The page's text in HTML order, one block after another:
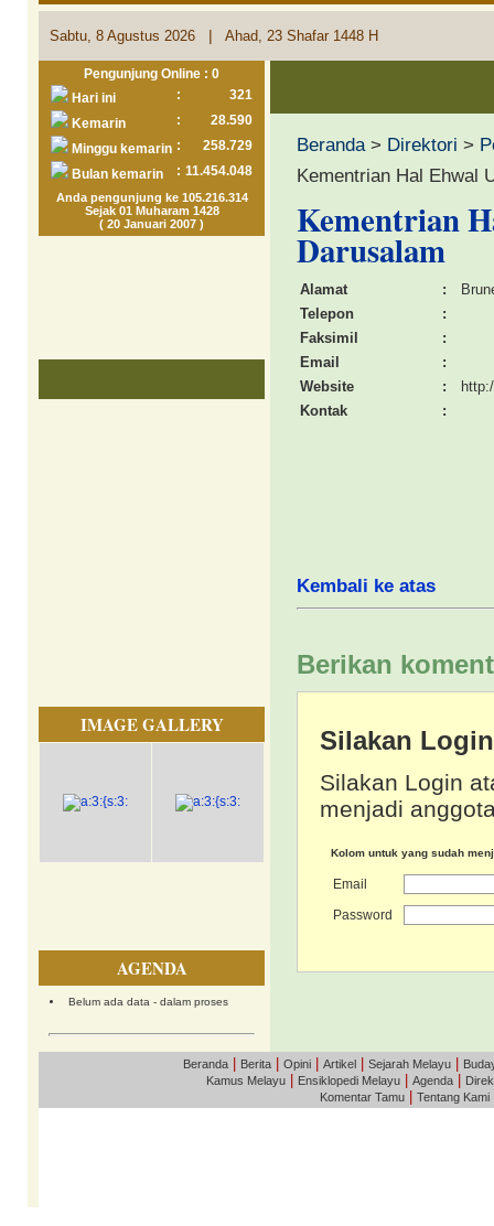
Sabtu, 8 Agustus 2026 | Ahad, 23 Shafar 1448 H
Pengunjung Online : 0
Hari ini
:
321
Kemarin
:
28.590
Minggu kemarin :
258.729
Bulan kemarin
: 11.454.048
Anda pengunjung ke 105.216.314
Sejak 01 Muharam 1428
( 20 Januari 2007 )
IMAGE GALLERY
AGENDA
Belum ada data - dalam proses
Beranda> Direktori >
Kementrian Hal Ehwal
Kementrian
Darusalam
Alamat :
Telepon
:
Faksimil
:
Email
:
Website
:
Kontak
:
Kembali ke atas
Berikan
Silakan
Silakan Login
menjadi
Kolom untuk yang sudah
Email
Password
Beranda Berita Opini Artikel Sejarah Melayu
Kamus Melayu
Ensiklopedi Melayu Agenda
Komentar Tamu
Tentang Kami